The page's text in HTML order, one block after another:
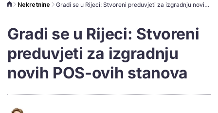
Nekretnine Gradi se u Rijeci: Stvoreni preduvjeti za izgradnju novih POS-ovih stanova
Gradi se u Rijeci: Stvoreni
preduvjeti za izgradnju
novih POS-ovih stanova